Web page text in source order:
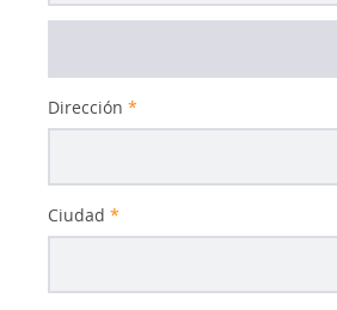
Dirección *
Ciudad *